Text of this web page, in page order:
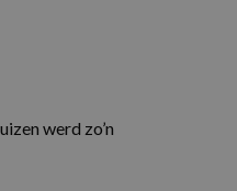
werd zo’n